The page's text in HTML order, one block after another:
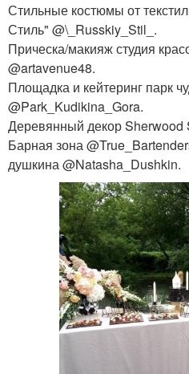
Стильные костюмы от
Стиль" @\_Russkiy_Stil_.
Прическа/макияж студия
@artavenue48.
Площадка и кейтеринг парк
@Park_Kudikina_Gora.
Деревянный декор Sherwood
Барная зона
душкина @Natasha_Dushkin.